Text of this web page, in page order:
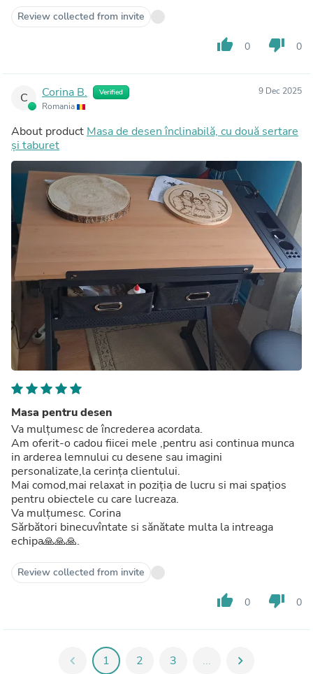
Review collected from invite
thumb_up 0 thumb_down 0
C Corina B. Verified
Romania
9 Dec 2025
About product Masa de desen înclinabilă, cu două sertare
și taburet
Masa pentru desen
Va mulțumesc de încrederea acordata.
Am oferit-o cadou fiicei mele ,pentru asi continua munca
in arderea lemnului cu desene sau imagini
personalizate,la cerința clientului.
Mai comod,mai relaxat in poziția de lucru si mai spațios
pentru obiectele cu care lucreaza.
Va mulțumesc. Corina
Sărbători binecuvîntate si sănătate multa la intreaga
echipa🙏🙏🙏.
Review collected from invite
thumb_up 0 thumb_down 0
chevron_left 1 2 3 ... chevron_right